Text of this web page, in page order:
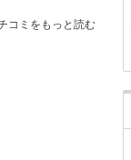
コミをもっと読む